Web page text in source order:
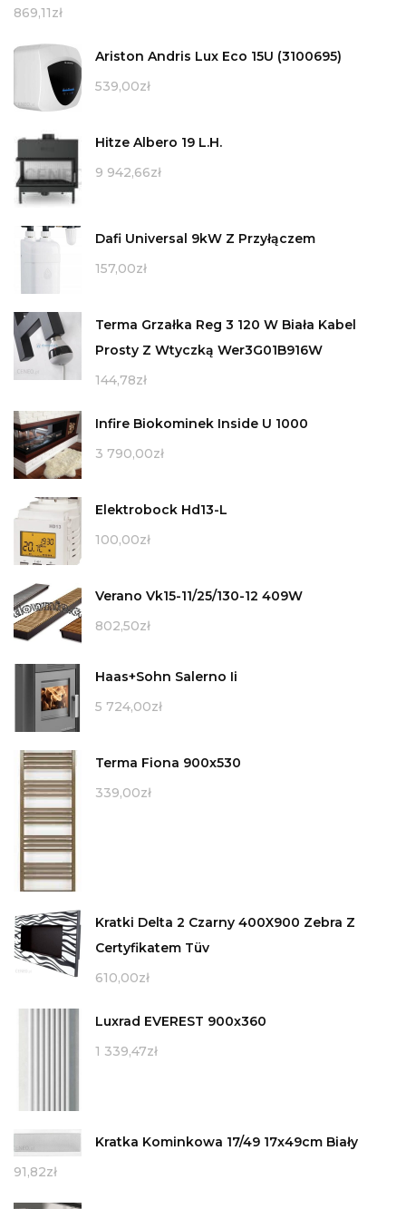
869,11zł
Ariston Andris Lux Eco 15U (3100695)
539,00zł
Hitze Albero 19 L.H.
9 942,66zł
Dafi Universal 9kW Z Przyłączem
157,00zł
Terma Grzałka Reg 3 120 W Biała Kabel
Prosty Z Wtyczką Wer3G01B916W
144,78zł
Infire Biokominek Inside U 1000
3 790,00zł
Elektrobock Hd13-L
100,00zł
Verano Vk15-11/25/130-12 409W
802,50zł
Haas+Sohn Salerno Ii
5 724,00zł
Terma Fiona 900x530
339,00zł
Kratki Delta 2 Czarny 400X900 Zebra Z
Certyfikatem Tüv
610,00zł
Luxrad EVEREST 900x360
1 339,47zł
Kratka Kominkowa 17/49 17x49cm Biały
91,82zł